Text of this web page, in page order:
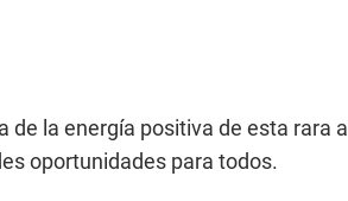
de la energía positiva de esta rara a
oportunidades para todos.